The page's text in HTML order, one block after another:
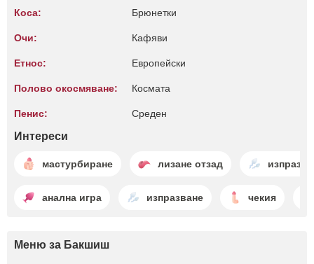
Коса: Брюнетки
Очи: Кафяви
Етнос: Европейски
Полово окосмяване: Космата
Пенис: Среден
Интереси
мастурбиране лизане отзад
анална игра изпразване чекия
Меню за Бакшиш